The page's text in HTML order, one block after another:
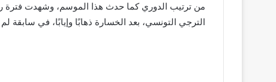
من ترتيب الدوري كما حدث هذا الموسم، وشهدت فترة
الترجي التونسي، بعد الخسارة ذهابًا وإيابًا، في